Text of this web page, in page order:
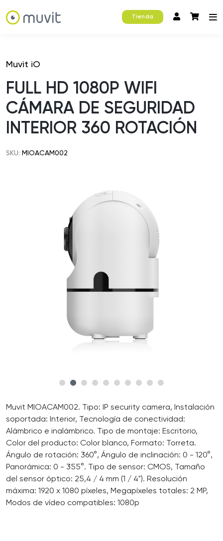
Tienda
Muvit iO
FULL HD 1080P WIFI
CÁMARA DE SEGURIDAD
INTERIOR 360 ROTACIÓN
SKU: MIOACAM002
Muvit MIOACAM002. Tipo: IP security camera, Instalación
soportada: Interior, Tecnología de conectividad:
Alámbrico e inalámbrico. Tipo de montaje: Escritorio,
Color del producto: Color blanco, Formato: Torreta.
Ángulo de rotación: 360°, Ángulo de inclinación: 0 - 120°,
Panorámica: 0 - 355°. Tipo de sensor: CMOS, Tamaño
del sensor óptico: 25,4 / 4 mm (1 / 4"). Resolución
máxima: 1920 x 1080 píxeles, Megapíxeles totales: 2 MP,
Modos de vídeo compatibles: 1080p